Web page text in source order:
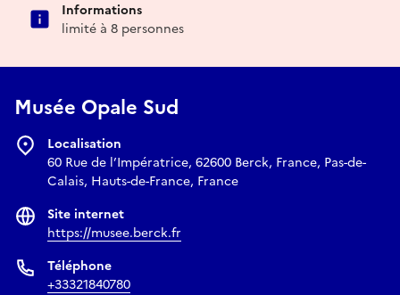
Informations
limité à 8 personnes
Musée Opale Sud
Localisation
60 Rue de l’Impératrice, 62600 Berck, France, Pas-de-
Calais, Hauts-de-France, France
Site internet
https://musee.berck.fr
Téléphone
+33321840780